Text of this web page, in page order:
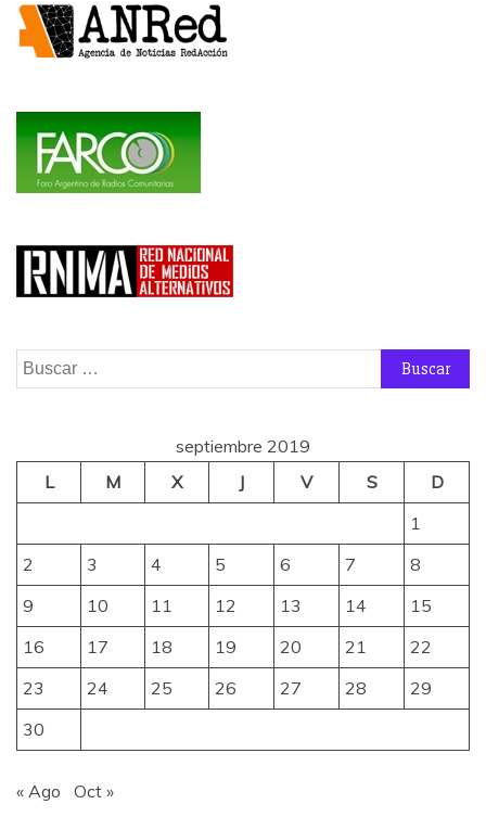
Buscar:
septiembre 2019
L
M X J V S
D
1
2
3 4 5 6 7
8
9
10 11 12 13 14
15
16
17 18 19 20 21
22
23
24 25 26 27 28
29
30
« Ago Oct »